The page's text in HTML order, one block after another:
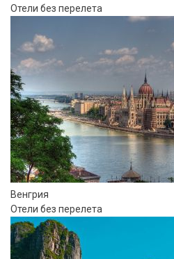
Отели без перелета
Венгрия
Отели без перелета